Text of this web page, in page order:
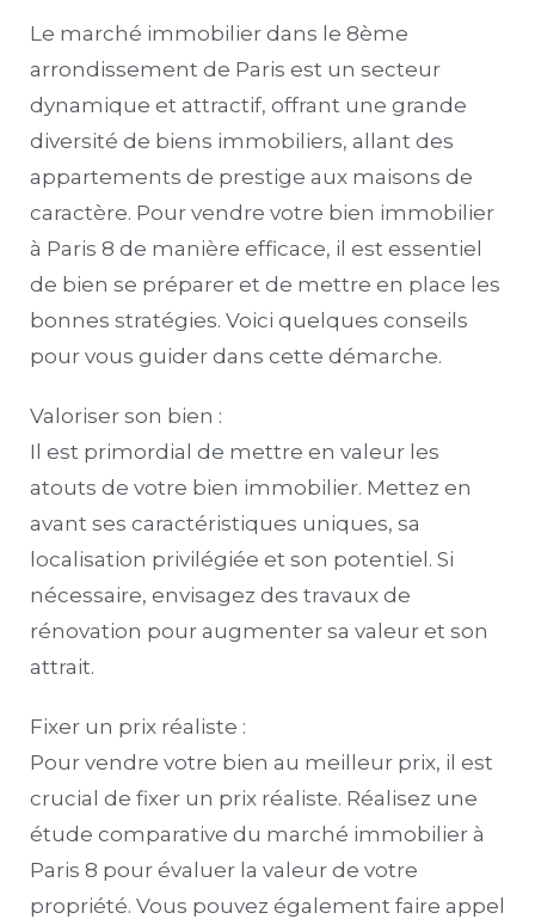
Le marché immobilier dans le 8ème
arrondissement de Paris est un secteur
dynamique et attractif, offrant une grande
diversité de biens immobiliers, allant des
appartements de prestige aux maisons de
caractère. Pour vendre votre bien immobilier
à Paris 8 de manière efficace, il est essentiel
de bien se préparer et de mettre en place les
bonnes stratégies. Voici quelques conseils
pour vous guider dans cette démarche.
Valoriser son bien :
Il est primordial de mettre en valeur les
atouts de votre bien immobilier. Mettez en
avant ses caractéristiques uniques, sa
localisation privilégiée et son potentiel. Si
nécessaire, envisagez des travaux de
rénovation pour augmenter sa valeur et son
attrait.
Fixer un prix réaliste :
Pour vendre votre bien au meilleur prix, il est
crucial de fixer un prix réaliste. Réalisez une
étude comparative du marché immobilier à
Paris 8 pour évaluer la valeur de votre
propriété. Vous pouvez également faire appel